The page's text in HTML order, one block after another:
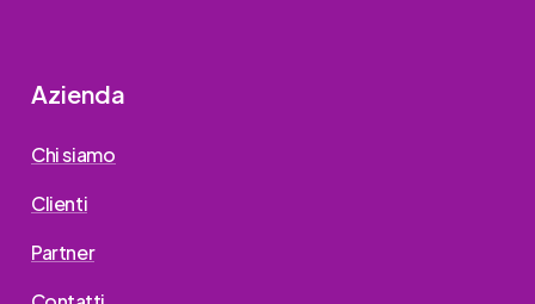
Azienda
Chi siamo
Clienti
Partner